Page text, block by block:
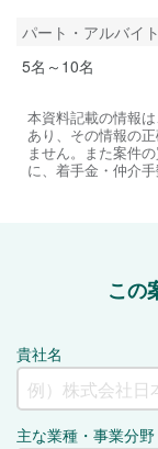
パート・アルバイ
5名～10名
本資料記載の情報
あり、その情報の
ません。また案件
に、着手金・仲介